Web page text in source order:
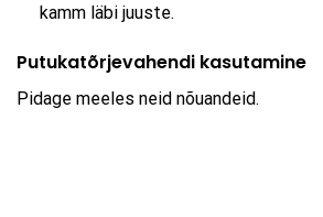
kamm läbi juuste.
Putukatõrjevahendi kasutamine
Pidage meeles neid nõuandeid.